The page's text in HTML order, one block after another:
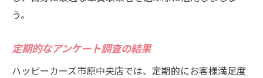
う。
定期的なアンケート調査の結果
ハッピーカーズ市原中央店では、定期的にお客様満足度